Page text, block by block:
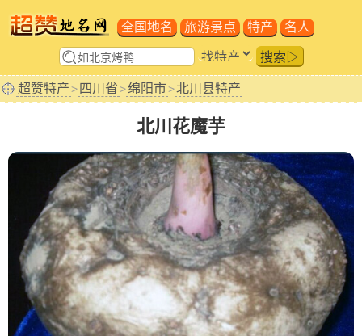
全国地名 旅游景点 特产 名人
搜索▷
超赞特产> 四川省>绵阳市>北川县特产
北川花魔芋